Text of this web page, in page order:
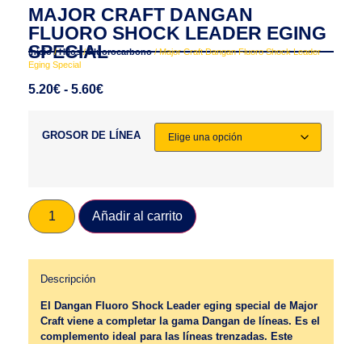
MAJOR CRAFT DANGAN
FLUORO SHOCK LEADER EGING
SPECIAL
Inicio/Hilos/Fluorocarbono/ Major Craft Dangan Fluoro Shock Leader
Eging Special
5.20€ - 5.60€
GROSOR DE LÍNEA
Añadir al carrito
Descripción
El Dangan Fluoro Shock Leader eging special de Major
Craft viene a completar la gama Dangan de líneas. Es el
complemento ideal para las líneas trenzadas. Este